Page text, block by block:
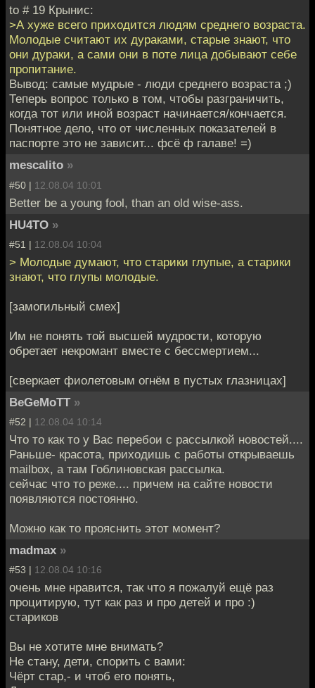
to # 19 Крынис:
>А хуже всего приходится людям среднего возраста.
Молодые считают их дураками, старые знают, что
они дураки, а сами они в поте лица добывают себе
пропитание.
Вывод: самые мудрые - люди среднего возраста ;)
Теперь вопрос только в том, чтобы разграничить,
когда тот или иной возраст начинается/кончается.
Понятное дело, что от численных показателей в
паспорте это не зависит... фсё ф галаве! =)
mescalito »
#50 | 12.08.04 10:01
Better be a young fool, than an old wise-ass.
HU4TO »
#51 | 12.08.04 10:04
> Молодые думают, что старики глупые, а старики
знают, что глупы молодые.
[замогильный смех]
Им не понять той высшей мудрости, которую
обретает некромант вместе с бессмертием...
[сверкает фиолетовым огнём в пустых глазницах]
BeGeMoTT »
#52 | 12.08.04 10:14
Что то как то у Вас перебои с рассылкой новостей....
Раньше- красота, приходишь с работы открываешь
mailbox, а там Гоблиновская рассылка.
сейчас что то реже.... причем на сайте новости
появляются постоянно.
Можно как то прояснить этот момент?
madmax »
#53 | 12.08.04 10:16
очень мне нравится, так что я пожалуй ещё раз
процитирую, тут как раз и про детей и про :)
стариков
Вы не хотите мне внимать?
Не стану, дети, спорить с вами:
Чёрт стар,- и чтоб его понять,